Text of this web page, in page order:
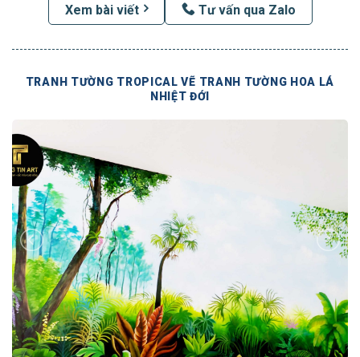
Xem bài viết Tư vấn qua Zalo
TRANH TƯỜNG TROPICAL VẼ TRANH TƯỜNG HOA LÁ
NHIỆT ĐỚI